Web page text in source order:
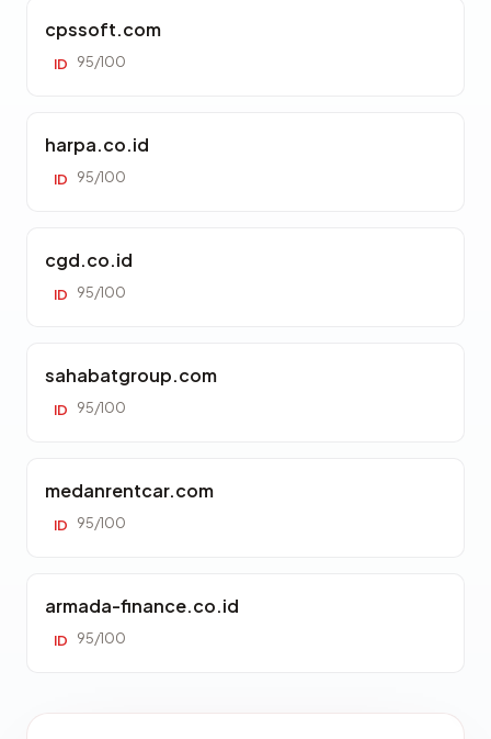
cpssoft.com
ID 95/100
harpa.co.id
ID 95/100
cgd.co.id
ID 95/100
sahabatgroup.com
ID 95/100
medanrentcar.com
ID 95/100
armada-finance.co.id
ID 95/100